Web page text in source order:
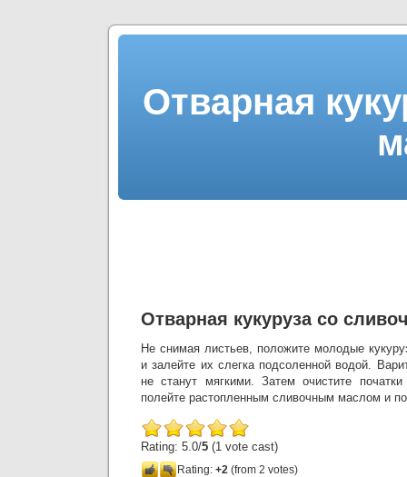
Отварная
Отварная кукуруза со
Не снимая листьев, положите молодые
и залейте их слегка подсоленной водой.
не станут мягкими. Затем очистите
полейте растопленным сливочным маслом и
Rating: 5.0/5 (1 vote cast)
Rating: +2 (from 2 votes)